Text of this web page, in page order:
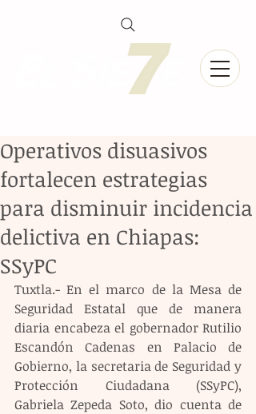
Operativos disuasivos
fortalecen estrategias
para disminuir incidencia
delictiva en Chiapas:
SSyPC
Tuxtla.- En el marco de la Mesa de
Seguridad Estatal que de manera
diaria encabeza el gobernador Rutilio
Escandón Cadenas en Palacio de
Gobierno, la secretaria de Seguridad y
Protección Ciudadana (SSyPC),
Gabriela Zepeda Soto, dio cuenta de